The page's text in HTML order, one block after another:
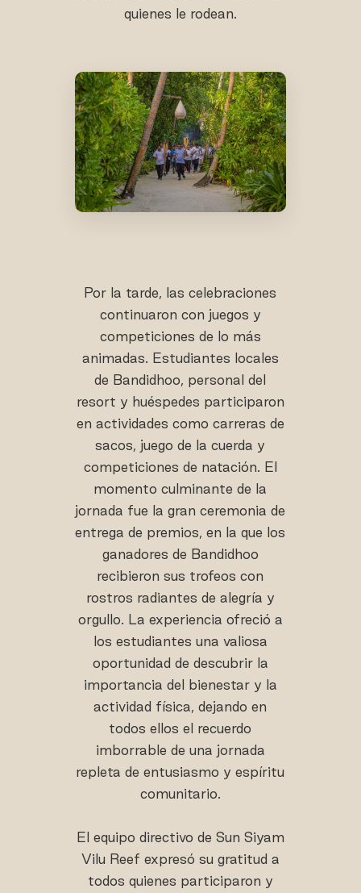
quienes le rodean.
Por la tarde, las celebraciones
continuaron con juegos y
competiciones de lo más
animadas. Estudiantes locales
de Bandidhoo, personal del
resort y huéspedes participaron
en actividades como carreras de
sacos, juego de la cuerda y
competiciones de natación. El
momento culminante de la
jornada fue la gran ceremonia de
entrega de premios, en la que los
ganadores de Bandidhoo
recibieron sus trofeos con
rostros radiantes de alegría y
orgullo. La experiencia ofreció a
los estudiantes una valiosa
oportunidad de descubrir la
importancia del bienestar y la
actividad física, dejando en
todos ellos el recuerdo
imborrable de una jornada
repleta de entusiasmo y espíritu
comunitario.
El equipo directivo de Sun Siyam
Vilu Reef expresó su gratitud a
todos quienes participaron y